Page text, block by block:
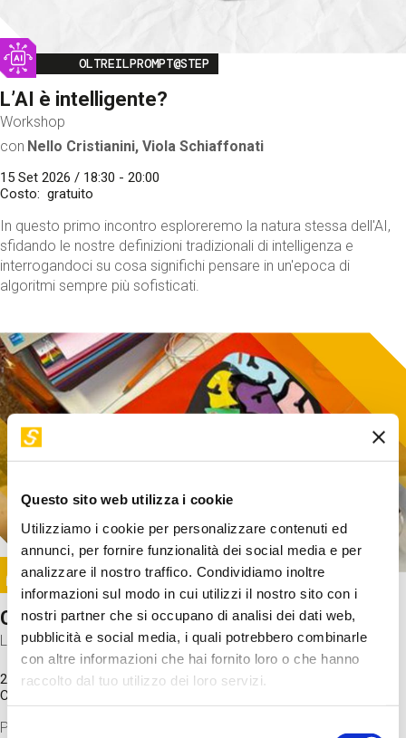
Questo sito web utilizza i cookie
Utilizziamo i cookie per personalizzare contenuti ed
annunci, per fornire funzionalità dei social media e per
analizzare il nostro traffico. Condividiamo inoltre
informazioni sul modo in cui utilizzi il nostro sito con i
nostri partner che si occupano di analisi dei dati web,
pubblicità e social media, i quali potrebbero combinarle
con altre informazioni che hai fornito loro o che hanno
raccolto dal tuo utilizzo dei loro servizi.
Selezione
Image
OLTREILPROMPT@STEP
L’AI è intelligente?
Workshop
con Nello Cristianini, Viola Schiaffonati
15 Set 2026 / 18:30 - 20:00
Costo
gratuito
In questo primo incontro esploreremo la natura stessa dell'AI,
sfidando le nostre definizioni tradizionali di intelligenza e
interrogandoci su cosa significhi pensare in un'epoca di
algoritmi sempre più sofisticati.
Image
SUNDAY@STEP
Come funziona il cervello?
Laboratorio
20 Set 2026 / 11:15 - 13:00
Costo
Proveremo a costruire un cervello in cartoncino cercando di